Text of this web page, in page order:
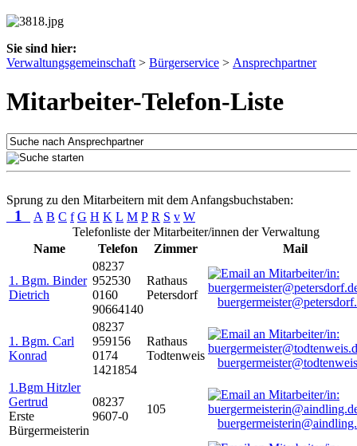
Sie sind hier:
Verwaltungsgemeinschaft > Bürgerservice > Ansprechpartner
Mitarbeiter-Telefon-Liste
Sprung zu den Mitarbeitern mit dem Anfangsbuchstaben:
1 A B C f G H K L M P R S v W
Telefonliste der Mitarbeiter/innen der Verwaltung
Name
Telefon Zimmer Mail
1. Bgm. Binder
Dietrich
08237
952530
0160
90664140
Rathaus
Petersdorf
1. Bgm. Carl
Konrad
08237
959156
0174
1421854
Rathaus
Todtenweis
1.Bgm Hitzler
Gertrud
Erste
Bürgermeisterin
08237
9607-0
105